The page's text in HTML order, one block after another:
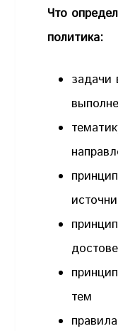
Что
политика:
задачи
тем